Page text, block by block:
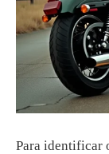
Para identificar